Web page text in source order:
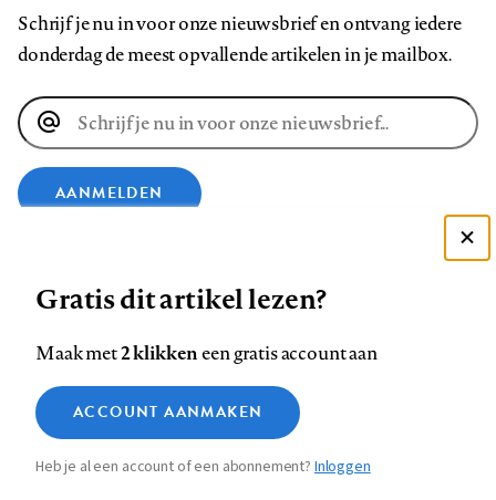
Schrijf je nu in voor onze nieuwsbrief en ontvang iedere
donderdag de meest opvallende artikelen in je mailbox.
E-
mailadres
AANMELDEN
op
Facebook
op
LinkedIn
op
Bluesky
ons
op
InstagramYouTube
Footer
Contact Colofon Disclaimer Privacy
Medische vragen verdienen
betrouwbare antwoorden
Zie onze cookie policy
Analytische cookies
Marketing cookies
Gratis dit artikel lezen?
Maak met2 klikkeneen gratis account aan
ACCOUNT AANMAKEN
Heb je al een account of een abonnement?Inloggen